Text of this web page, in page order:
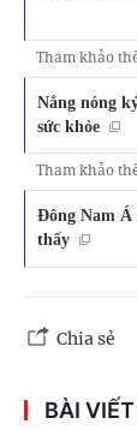
Tham khảo
Nắng nóng
sức khỏe
Tham khảo
Đông Nam Á
thấy
Chia sẻ
BÀI